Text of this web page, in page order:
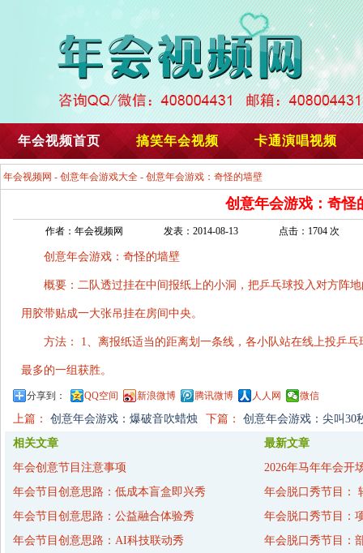
年会视频首页 搞笑年会视频 卡通演唱视频
年会视频网 - 创意年会游戏大全 - 创意年会游戏：奇怪的墙壁
创意年会游戏：奇怪
作者：年会视频网 发表：2014-08-13 点击：1704 次
创意年会游戏：奇怪的墙壁
概要：二队透过挂在中间报纸上的小洞，把乒乓球投入对方阵
用胶带贴成一大张吊挂在房间中央。
方法： 1、离报纸适当的距离划一条线，各小队站在线上投乒
最多的一组获胜。
分享到： QQ空间 新浪微博 腾讯微博 人人网 微信
上篇： 创意年会游戏：爆破音吹蜡烛 下篇： 创意年会游戏：尖叫30
相关文章
最新文章
年会创意节目注意事项
年会节目创意思路：低成本盲盒即兴秀
年会节目创意思路：公益融合体验秀
年会节目创意思路：AI科技联动秀
2026年马年年会开
年会脱口秀节目：
年会脱口秀节目：
年会脱口秀节目：